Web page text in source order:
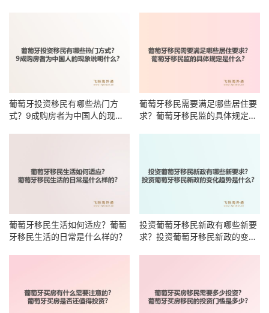
葡萄牙投资移民有哪些热门方
式？9成购房者为中国人的现象
葡萄牙移民需要满足哪些居住要
求？葡萄牙移民监的具体规定是
葡萄牙移民生活如何适应？葡萄
牙移民生活的日常是什么样的？
投资葡萄牙移民新政有哪些新要
求？投资葡萄牙移民新政的变化